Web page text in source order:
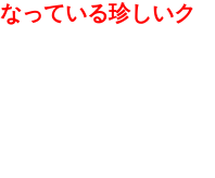
っている珍しいク